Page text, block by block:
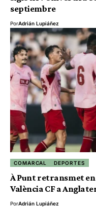
septiembre
PorAdrián Lupiáñez
COMARCAL DEPORTES
À Punt retransmet
València CF a
PorAdrián Lupiáñez